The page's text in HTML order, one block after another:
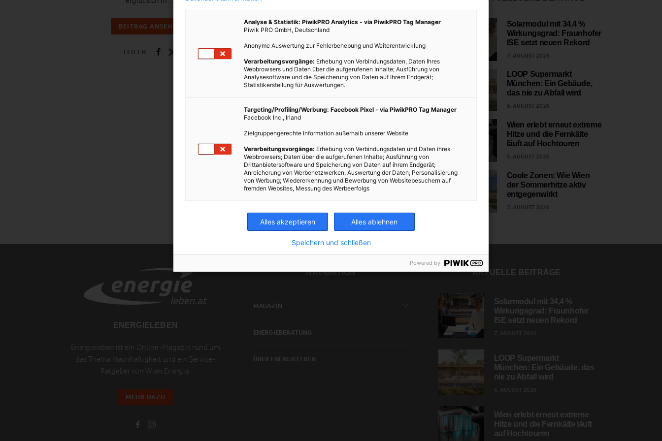
BEITRAG ANSEHEN
TEILEN
Solarmodul mit 34,4 %
Wirkungsgrad: Fraunhofer
ISE setzt neuen Rekord
7. AUGUST 2026
LOOP Supermarkt
München: Ein Gebäude,
das nie zu Abfall wird
6. AUGUST 2026
Wien erlebt erneut extreme
Hitze und die Fernkälte
läuft auf Hochtouren
5. AUGUST 2026
Coole Zonen: Wie Wien
der Sommerhitze aktiv
entgegenwirkt
3. AUGUST 2026
ENERGIELEBEN
Energieleben ist ein Online-Magazin rund um
das Thema Nachhaltigkeit und ein Service-
Ratgeber von Wien Energie.
MEHR DAZU
NAVIGATION
MAGAZIN
ENERGIEBERATUNG
ÜBER ENERGIELEBEN
AKTUELLE BEITRÄGE
Solarmodul mit 34,4 %
Wirkungsgrad: Fraunhofer
ISE setzt neuen Rekord
LOOP Supermarkt
München: Ein Gebäude, das
nie zu Abfall wird
Wien erlebt erneut extreme
Hitze und die Fernkälte läuft
auf Hochtouren
Analyse & Statistik: PiwikPRO Analytics - via PiwikPRO Tag Manager
Piwik PRO GmbH, Deutschland
Anonyme Auswertung zur Fehlerbehebung und Weiterentwicklung
Verarbeitungsvorgänge: Erhebung von Verbindungsdaten, Daten Ihres
Webbrowsers und Daten über die aufgerufenen Inhalte; Ausführung von
Analysesoftware und die Speicherung von Daten auf Ihrem Endgerät;
Statistikerstellung für Auswertungen.
Targeting/Profiling/Werbung: Facebook Pixel - via PiwikPRO Tag Manager
Facebook Inc., Irland
Zielgruppengerechte Information außerhalb unserer Website
Verarbeitungsvorgänge: Erhebung von Verbindungsdaten und Daten ihres
Webbrowsers; Daten über die aufgerufenen Inhalte; Ausführung von
Drittanbietersoftware und Speicherung von Daten auf ihrem Endgerät;
Anreicherung von Werbenetzwerken; Auswertung der Daten; Personalisierung
von Werbung; Wiedererkennung und Bewerbung von Websitebesuchern auf
fremden Websites, Messung des Werbeerfolgs
Alles akzeptieren Alles ablehnen
Speichern und schließen
Powered by